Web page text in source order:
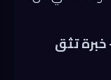
خبرة تثق